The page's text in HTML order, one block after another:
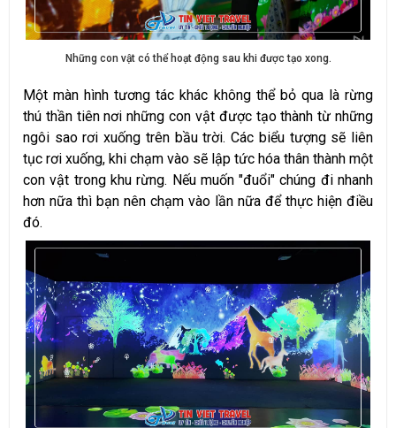
Những con vật có thể hoạt động sau khi được tạo xong.
Một màn hình tương tác khác không thể bỏ qua là rừng
thú thần tiên nơi những con vật được tạo thành từ những
ngôi sao rơi xuống trên bầu trời. Các biểu tượng sẽ liên
tục rơi xuống, khi chạm vào sẽ lập tức hóa thân thành một
con vật trong khu rừng. Nếu muốn "đuổi" chúng đi nhanh
hơn nữa thì bạn nên chạm vào lần nữa để thực hiện điều
đó.